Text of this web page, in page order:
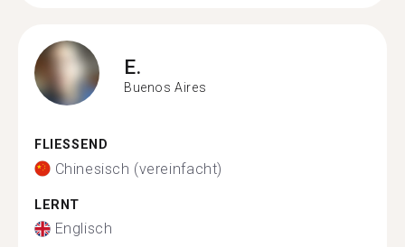
E.
Buenos Aires
FLIESSEND
Chinesisch (vereinfacht)
LERNT
Englisch